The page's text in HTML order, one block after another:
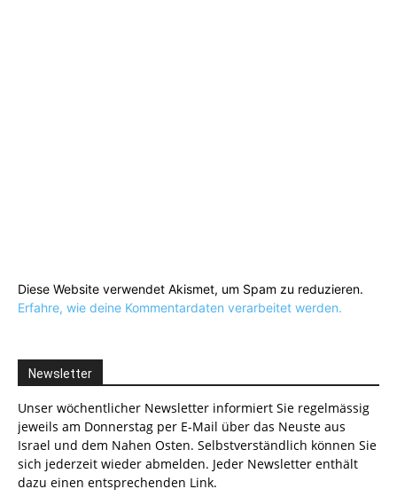
Diese Website verwendet Akismet, um Spam zu reduzieren.
Erfahre, wie deine Kommentardaten verarbeitet werden.
Newsletter
Unser wöchentlicher Newsletter informiert Sie regelmässig
jeweils am Donnerstag per E-Mail über das Neuste aus
Israel und dem Nahen Osten. Selbstverständlich können Sie
sich jederzeit wieder abmelden. Jeder Newsletter enthält
dazu einen entsprechenden Link.